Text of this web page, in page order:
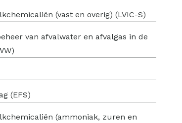
(vast en overig) (LVIC-S)
van afvalwater en afvalgas in de
(EFS)
(ammoniak, zuren en